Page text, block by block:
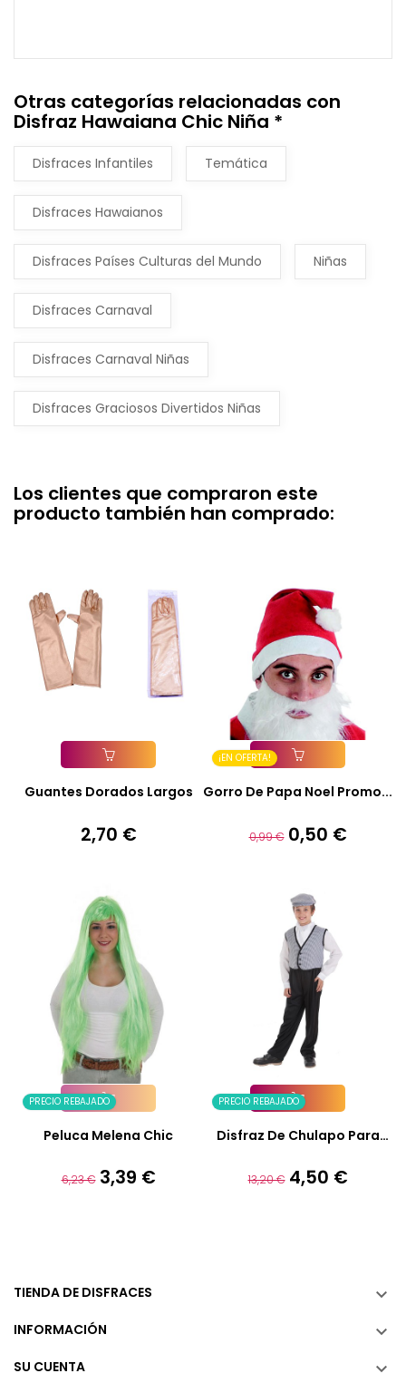
Otras categorías relacionadas con
Disfraz Hawaiana Chic Niña *
Disfraces Infantiles Temática
Disfraces Hawaianos
Disfraces Países Culturas del Mundo Niñas
Disfraces Carnaval
Disfraces Carnaval Niñas
Disfraces Graciosos Divertidos Niñas
Los clientes que compraron este
producto también han comprado:
Añadir A La Cesta
Guantes Dorados Largos
Precio
2,70 €
¡EN OFERTA!
Añadir A La Cesta
Gorro De Papa Noel Promo...
Precio
0,99 € Precio
0,50 €
PRECIO REBAJADO
Añadir A La Cesta
Peluca Melena Chic
Precio
6,23 € Precio
3,39 €
PRECIO REBAJADO
Añadir A La Cesta
Disfraz De Chulapo Para
Precio
13,20 € Precio
4,50 €
TIENDA DE DISFRACES 
INFORMACIÓN 
SU CUENTA 